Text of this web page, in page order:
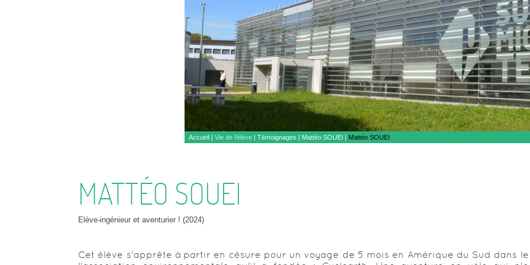
Accueil | Vie de l'élève | Témoignages | Mattéo SOUEI | Mattéo SOUEI
MATTÉO SOUEI
Elève-ingénieur et aventurier ! (2024)
Cet élève s'apprête à partir en césure pour un voyage de 5 mois en Amérique du Sud dans